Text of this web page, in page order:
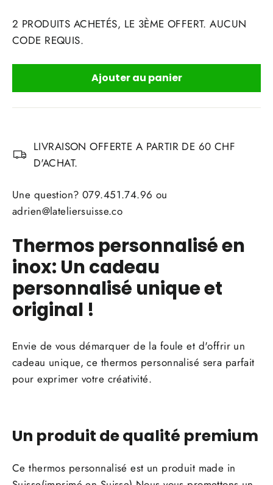
2 PRODUITS ACHETÉS, LE 3ÈME OFFERT. AUCUN
CODE REQUIS.
Ajouter au panier
LIVRAISON OFFERTE A PARTIR DE 60 CHF
D'ACHAT.
Une question? 079.451.74.96 ou
adrien@lateliersuisse.co
Thermos personnalisé en
inox: Un cadeau
personnalisé unique et
original !
Envie de vous démarquer de la foule et d'offrir un
cadeau unique, ce thermos personnalisé sera parfait
pour exprimer votre créativité.
Un produit de qualité premium
Ce thermos personnalisé est un produit made in